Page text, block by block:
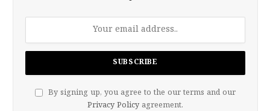
By signing up, you agree to the our terms and our
Privacy Policy agreement.